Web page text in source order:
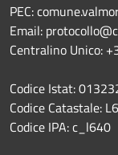
PEC:
Email:
Centralino Unico:
Codice Istat:
Codice Catastale:
Codice IPA: c_l640